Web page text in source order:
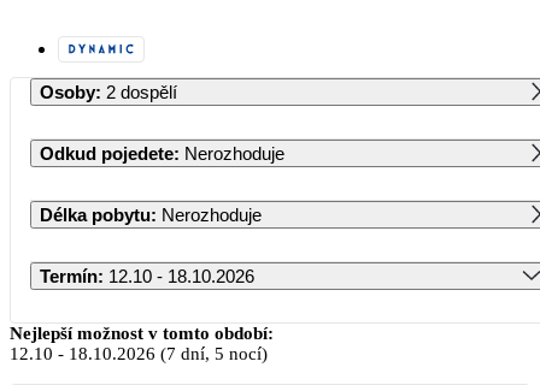
Osoby: 2 dospělí
Odkud pojedete: Nerozhoduje
Délka pobytu: Nerozhoduje
Termín: 12.10 - 18.10.2026
Říjen 2026
Nejlepší možnost v tomto období:
12.10 - 18.10.2026 (7 dní, 5 nocí)